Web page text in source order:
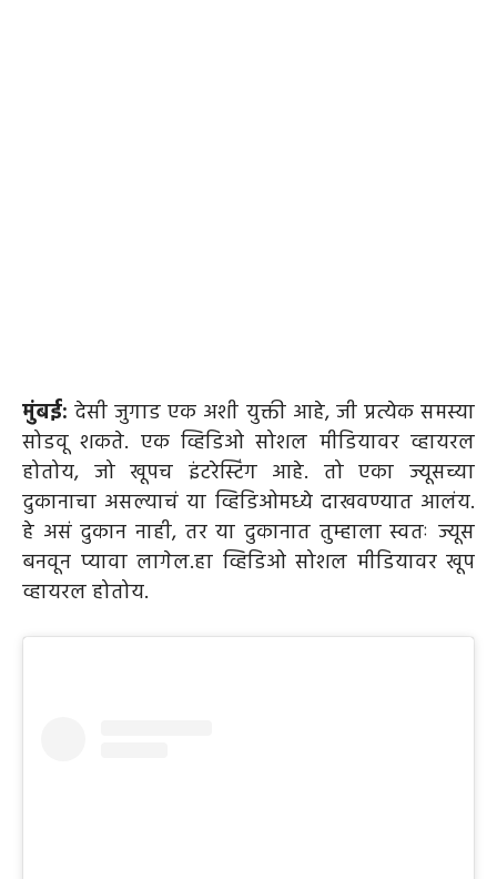
मुंबई: देसी जुगाड एक अशी युक्ती आहे, जी प्रत्येक समस्या
सोडवू शकते. एक व्हिडिओ सोशल मीडियावर व्हायरल
होतोय, जो खूपच इंटरेस्टिंग आहे. तो एका ज्यूसच्या
दुकानाचा असल्याचं या व्हिडिओमध्ये दाखवण्यात आलंय.
हे असं दुकान नाही, तर या दुकानात तुम्हाला स्वतः ज्यूस
बनवून प्यावा लागेल.हा व्हिडिओ सोशल मीडियावर खूप
व्हायरल होतोय.